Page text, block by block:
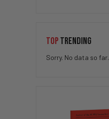
TOP TRENDING
Sorry. No data so far.